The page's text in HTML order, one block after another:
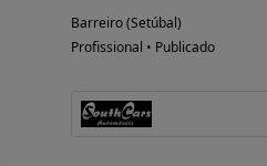
Barreiro (Setúbal)
Profissional • Publicado